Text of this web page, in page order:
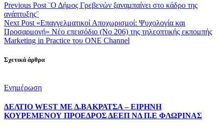
Previous Post ¨Ο Δήμος Γρεβενών ξαναμπαίνει στο κάδρο της
ανάπτυξης¨
Next Post «Επαγγελματικοί Αποχωρισμοί: Ψυχολογία και
Προσαρμογή» Νέο επεισόδιο (No 206) της τηλεοπτικής εκπομπής
Marketing in Practice του ΟΝΕ Channel
Σχετικά άρθρα
Categories
Ενημέρωση
ΔΕΛΤΙΟ WEST ΜΕ Δ.ΒΑΚΡΑΤΣΑ – ΕΙΡΗΝΗ
ΚΟΥΡΕΜΕΝΟΥ ΠΡΟΕΔΡΟΣ ΔΕΕΠ ΝΔ Π.Ε ΦΛΩΡΙΝΑΣ